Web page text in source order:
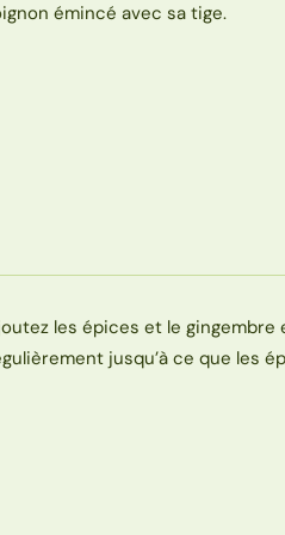
émincé avec sa tige.
les épices et le
jusqu’à ce que les